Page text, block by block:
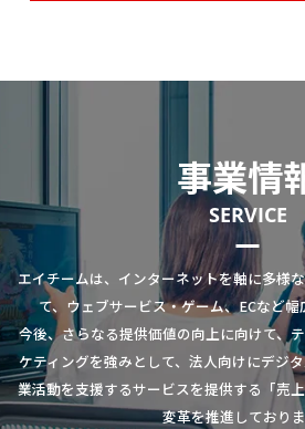
事業情
SERVICE
エイチームは、インターネットを軸に多様
て、ウェブサービス・ゲーム、ECなど
今後、さらなる提供価値の向上に向けて、
ケティングを強みとして、法人向けにデジ
業活動を支援するサービスを提供する「売
変革を推進しておりま